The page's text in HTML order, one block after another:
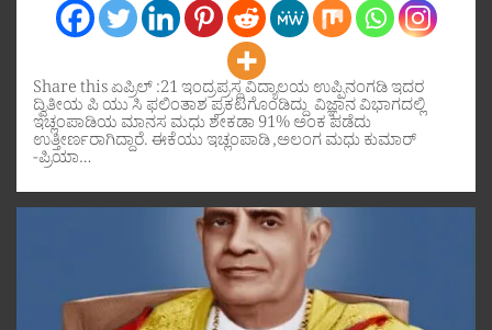
Share this ಏಪ್ರಿಲ್ :21 ಇಂದ್ರಪ್ರಸ್ಥ ವಿದ್ಯಾಲಯ ಉಪ್ಪಿನಂಗಡಿ ಇದರ
ದ್ವಿತೀಯ ಪಿ ಯು ಸಿ ಫಲಿಂತಾಶ ಪ್ರಕಟಗೊಂಡಿದ್ದು ವಿಜ್ಞಾನ ವಿಭಾಗದಲ್ಲಿ
ಇಚ್ಲಂಪಾಡಿಯ ಮಾನಸ ಮಧು ಶೇಕಡಾ 91% ಅಂಕ ಪಡೆದು
ಉತ್ತೀರ್ಣರಾಗಿದ್ದಾರೆ. ಈಕೆಯು ಇಚ್ಲಂಪಾಡಿ ,ಅಲಂಗ ಮಧು ಕುಮಾರ್
-ಪ್ರಿಯಾ…